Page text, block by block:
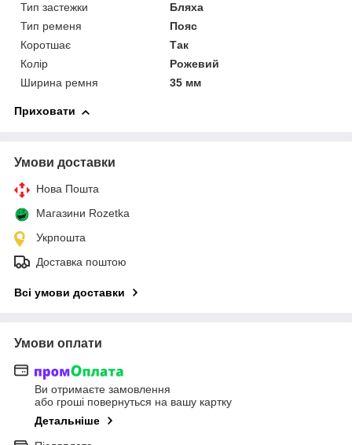
Тип застежки
Бляха
Тип ременя
Пояс
Коротшає
Так
Колір
Рожевий
Ширина ремня
35 мм
Приховати
Умови доставки
Нова Пошта
Магазини Rozetka
Укрпошта
Доставка поштою
Всі умови доставки
Умови оплати
Ви отримаєте замовлення
або гроші повернуться на вашу картку
Детальніше